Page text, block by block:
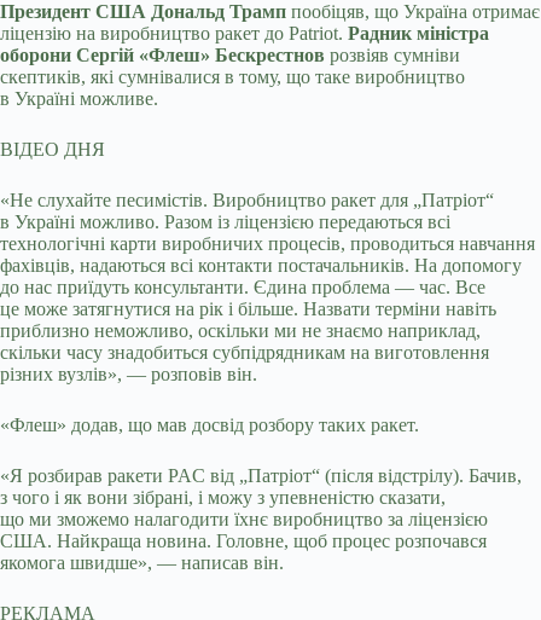
Президент США Дональд Трамп пообіцяв, що Україна отримає
ліцензію на виробництво ракет до Patriot. Радник міністра
оборони Сергій «Флеш» Бескрестнов розвіяв сумніви
скептиків, які сумнівалися в тому, що таке виробництво
в Україні можливе.
ВІДЕО ДНЯ
«Не слухайте песимістів. Виробництво ракет для „Патріот“
в Україні можливо. Разом із ліцензією передаються всі
технологічні карти виробничих процесів, проводиться навчання
фахівців, надаються всі контакти постачальників. На допомогу
до нас приїдуть консультанти. Єдина проблема — час. Все
це може затягнутися на рік і більше. Назвати терміни навіть
приблизно неможливо, оскільки ми не знаємо наприклад,
скільки часу знадобиться субпідрядникам на виготовлення
різних вузлів», — розповів він.
«Флеш» додав, що мав досвід розбору таких ракет.
«Я розбирав ракети PAC від „Патріот“ (після відстрілу). Бачив,
з чого і як вони зібрані, і можу з упевненістю сказати,
що ми зможемо налагодити їхнє виробництво за ліцензією
США. Найкраща новина. Головне, щоб процес розпочався
якомога швидше», — написав він.
РЕКЛАМА